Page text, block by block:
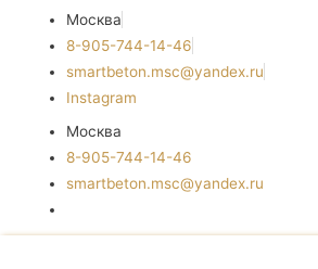
Москва
8-905-744-14-46
smartbeton.msc@yandex.ru
Instagram
Москва
8-905-744-14-46
smartbeton.msc@yandex.ru